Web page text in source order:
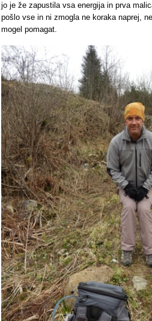
jo je že zapustila vsa energija in prva
pošlo vse in ni zmogla ne koraka naprej,
mogel pomagat.